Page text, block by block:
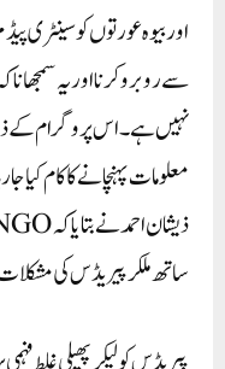
اور بیوہ عورتوں کو سینٹری
سے روبرو کرنا اور یہ
نہیں ہے۔ اس پروگرام کے
معلومات پہنچانے کا کام کیا
ساتھ ملکر پیریڈس کی